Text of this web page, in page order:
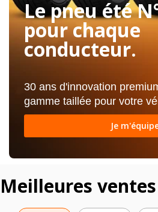
Le pneu été
pour chaque
conducteur.
30 ans d'innovation
gamme taillée pour votre
Je
Meilleures